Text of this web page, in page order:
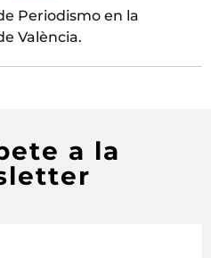
Periodismo en la
València.
a la